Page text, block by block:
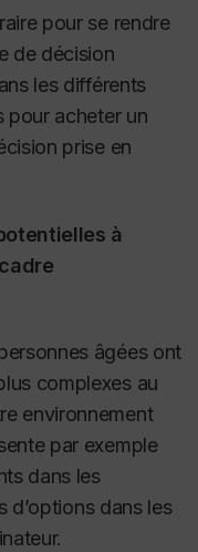
pour se rendre
de décision
les différents
pour acheter un
prise en
à
âgées ont
complexes au
environnement
par exemple
dans les
d’options dans les